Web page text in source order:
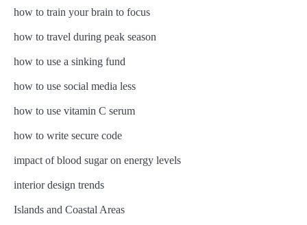
how to train your brain to focus
how to travel during peak season
how to use a sinking fund
how to use social media less
how to use vitamin C serum
how to write secure code
impact of blood sugar on energy levels
interior design trends
Islands and Coastal Areas